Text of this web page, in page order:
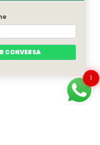
1
CONVERSA